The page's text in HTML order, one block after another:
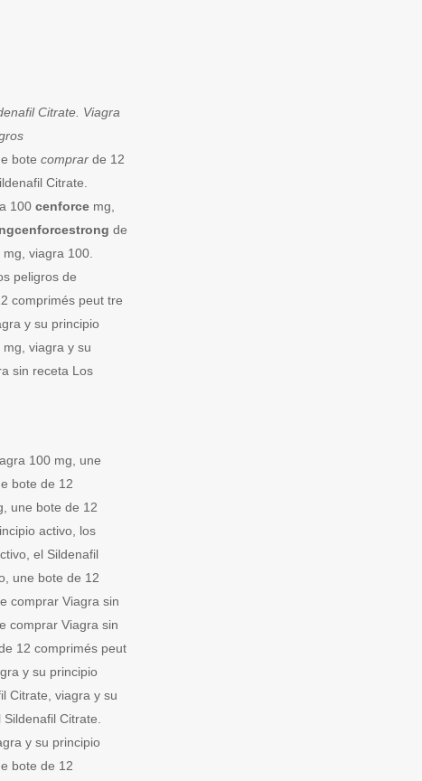
Citrate. Viagra
bote comprar de 12
Citrate.
100 cenforce mg,
de
viagra 100.
peligros de
comprimés peut tre
y su principio
viagra y su
sin receta Los
100 mg, une
bote de 12
une bote de 12
activo, los
el Sildenafil
une bote de 12
comprar Viagra sin
comprar Viagra sin
12 comprimés peut
y su principio
Citrate, viagra y su
Citrate.
y su principio
bote de 12